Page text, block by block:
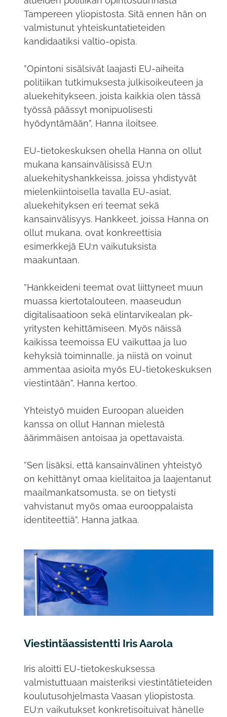
Tampereen yliopistosta. Sitä ennen hän on
valmistunut yhteiskuntatieteiden
kandidaatiksi valtio-opista.
”Opintoni sisälsivät laajasti EU-aiheita
politiikan tutkimuksesta julkisoikeuteen ja
aluekehitykseen, joista kaikkia olen tässä
työssä päässyt monipuolisesti
hyödyntämään”, Hanna iloitsee.
EU-tietokeskuksen ohella Hanna on ollut
mukana kansainvälisissä EU:n
aluekehityshankkeissa, joissa yhdistyvät
mielenkiintoisella tavalla EU-asiat,
aluekehityksen eri teemat sekä
kansainvälisyys. Hankkeet, joissa Hanna on
ollut mukana, ovat konkreettisia
esimerkkejä EU:n vaikutuksista
maakuntaan.
”Hankkeideni teemat ovat liittyneet muun
muassa kiertotalouteen, maaseudun
digitalisaatioon sekä elintarvikealan pk-
yritysten kehittämiseen. Myös näissä
kaikissa teemoissa EU vaikuttaa ja luo
kehyksiä toiminnalle, ja niistä on voinut
ammentaa asioita myös EU-tietokeskuksen
viestintään”, Hanna kertoo.
Yhteistyö muiden Euroopan alueiden
kanssa on ollut Hannan mielestä
äärimmäisen antoisaa ja opettavaista.
”Sen lisäksi, että kansainvälinen yhteistyö
on kehittänyt omaa kielitaitoa ja laajentanut
maailmankatsomusta, se on tietysti
vahvistanut myös omaa eurooppalaista
identiteettiä”, Hanna jatkaa.
Viestintäassistentti Iris Aarola
Iris aloitti EU-tietokeskuksessa
valmistuttuaan maisteriksi viestintätieteiden
koulutusohjelmasta Vaasan yliopistosta.
EU:n vaikutukset konkretisoituivat hänelle